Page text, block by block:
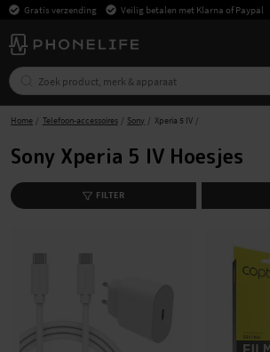
Gratis verzending Veilig betalen met Klarna of Paypal
Home Telefoon-accessoires Sony Xperia 5 IV
Sony Xperia 5 IV Hoesjes
FILTER